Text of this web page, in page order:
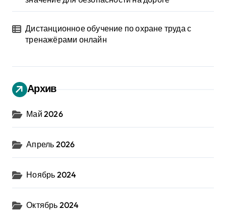
Дистанционное обучение по охране труда с
тренажёрами онлайн
Архив
Май 2026
Апрель 2026
Ноябрь 2024
Октябрь 2024